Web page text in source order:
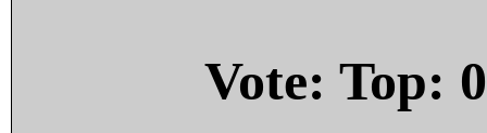
Vote: Top: 0